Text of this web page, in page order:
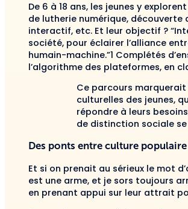
De 6 à 18 ans, les jeunes y
de lutherie numérique,
interactif, etc. Et leur objectif ?
société, pour éclairer l’alliance
humain-machine.”1 Complétés
l’algorithme des plateformes, en
Ce parcours
culturelles des jeunes,
répondre à leurs
de distinction sociale se
Des ponts entre culture
Et si on prenait au sérieux le mot
est une arme, et je sors toujours
en prenant appui sur leur attrait